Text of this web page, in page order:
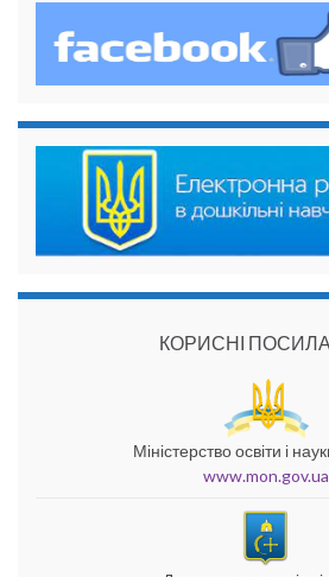
КОРИСНІ
Міністерство освіти і
www.mon.gov.ua